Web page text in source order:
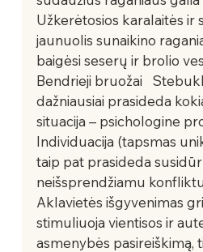
Užkerėtosios karalaitės ir
jaunuolis sunaikino
baigėsi seserų ir brolio
Bendrieji bruožai
dažniausiai prasideda
situacija – psichologine
Individuacija (tapsmas
taip pat prasideda
neišsprendžiamu
Aklavietės išgyvenimas
stimuliuoja vientisos ir
asmenybės pasireiškimą,